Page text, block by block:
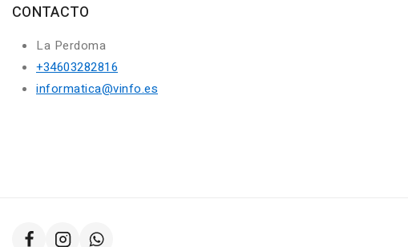
CONTACTO
La Perdoma
+34603282816
informatica@vinfo.es